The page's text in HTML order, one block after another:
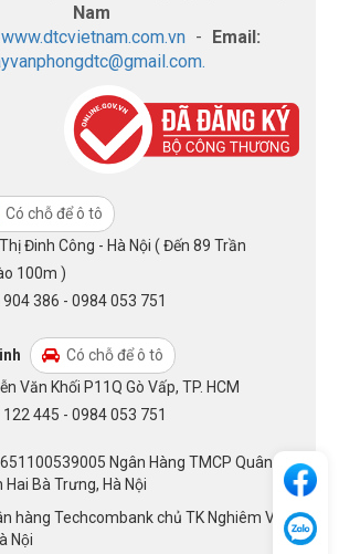
Nam
www.dtcvietnam.com.vn - Email:
Có chỗ để ô tô
Đinh Công - Hà Nội ( Đến 89 Trần
100m )
386 - 0984 053 751
Có chỗ để ô tô
Văn Khối P11Q Gò Vấp, TP. HCM
445 - 0984 053 751
Ngân Hàng TMCP Quân
Bà Trưng, Hà Nội
hàng Techcombank chủ TK Nghiêm Văn
Nội